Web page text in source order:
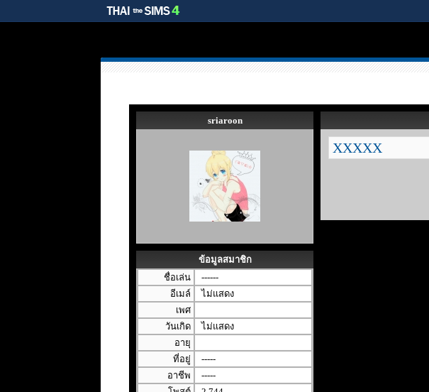
sriaroon
ข้อมูลสมาชิก
ชื่อเล่น
------
อีเมล์
ไม่แสดง
เพศ
วันเกิด
ไม่แสดง
อายุ
ที่อยู่
-----
อาชีพ
-----
XXXXX